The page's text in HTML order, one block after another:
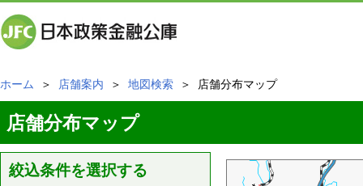
ホーム ＞ 店舗案内 ＞ 地図検索 ＞ 店舗分布マップ
店舗分布マップ
絞込条件を選択する